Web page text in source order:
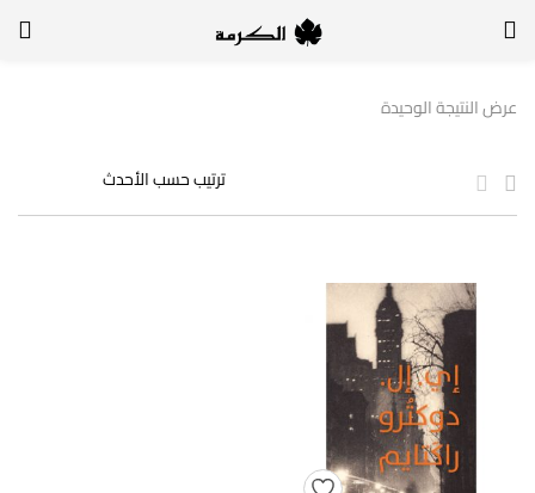
لتسجيل الدخول, أدخل اسم المستخدم وكلمة السر
تذكر بياناتي
عرض النتيجة الوحيدة